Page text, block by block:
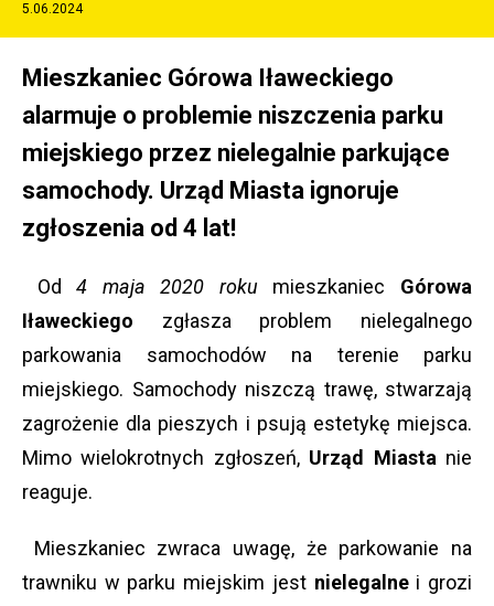
5.06.2024
Mieszkaniec Górowa Iławeckiego
alarmuje o problemie niszczenia parku
miejskiego przez nielegalnie parkujące
samochody. Urząd Miasta ignoruje
zgłoszenia od 4 lat!
Od4 maja 2020 roku mieszkaniec Górowa
Iławeckiego zgłasza problem nielegalnego
parkowania samochodów na terenie parku
miejskiego. Samochody niszczą trawę, stwarzają
zagrożenie dla pieszych i psują estetykę miejsca.
Mimo wielokrotnych zgłoszeń, Urząd Miasta nie
reaguje.
Mieszkaniec zwraca uwagę, że parkowanie na
trawniku w parku miejskim jest nielegalnei grozi